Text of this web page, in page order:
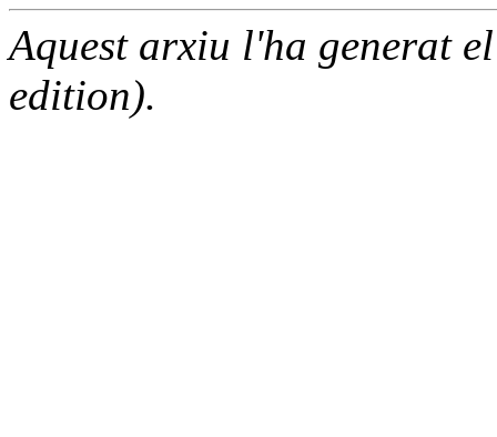
Aquest arxiu l'ha generat
edition).